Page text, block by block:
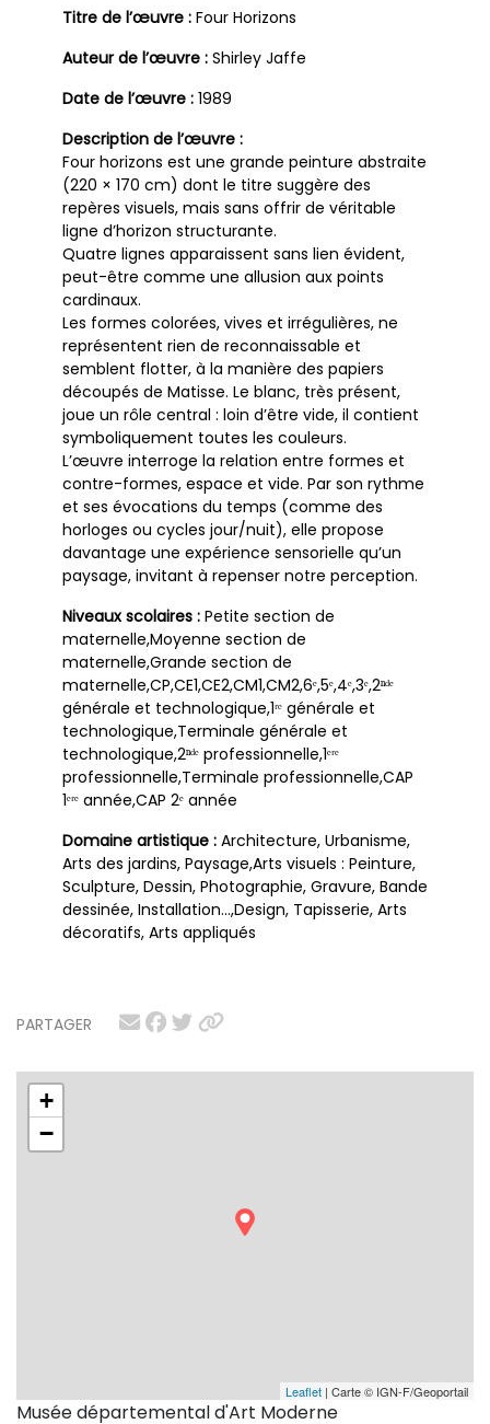
PARTAGER
+
−
Leaflet | Carte © IGN-F/Geoportail
Musée départemental d'Art Moderne
Titre de l’œuvre : Four Horizons
Auteur de l’œuvre : Shirley Jaffe
Date de l’œuvre : 1989
Description de l’œuvre :
Four horizons est une grande peinture abstraite
(220 × 170 cm) dont le titre suggère des
repères visuels, mais sans offrir de véritable
ligne d’horizon structurante.
Quatre lignes apparaissent sans lien évident,
peut-être comme une allusion aux points
cardinaux.
Les formes colorées, vives et irrégulières, ne
représentent rien de reconnaissable et
semblent flotter, à la manière des papiers
découpés de Matisse. Le blanc, très présent,
joue un rôle central : loin d’être vide, il contient
symboliquement toutes les couleurs.
L’œuvre interroge la relation entre formes et
contre-formes, espace et vide. Par son rythme
et ses évocations du temps (comme des
horloges ou cycles jour/nuit), elle propose
davantage une expérience sensorielle qu’un
paysage, invitant à repenser notre perception.
Niveaux scolaires : Petite section de
maternelle,Moyenne section de
maternelle,Grande section de
maternelle,CP,CE1,CE2,CM1,CM2,6ᵉ,5ᵉ,4ᵉ,3ᵉ,2ⁿᵈᵉ
générale et technologique,1ʳᵉ générale et
technologique,Terminale générale et
technologique,2ⁿᵈᵉ professionnelle,1ᵉʳᵉ
professionnelle,Terminale professionnelle,CAP
1ᵉʳᵉ année,CAP 2ᵉ année
Domaine artistique : Architecture, Urbanisme,
Arts des jardins, Paysage,Arts visuels : Peinture,
Sculpture, Dessin, Photographie, Gravure, Bande
dessinée, Installation…,Design, Tapisserie, Arts
décoratifs, Arts appliqués